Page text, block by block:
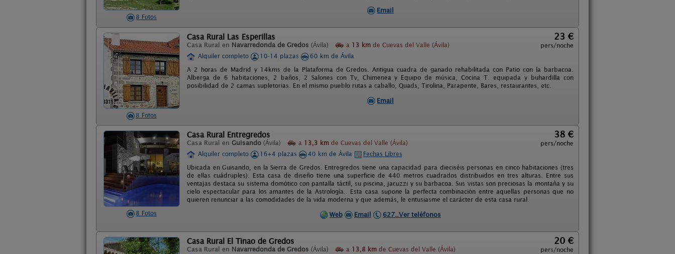
8 Fotos
Email
8 Fotos
Casa Rural Las Esperillas
Casa Rural en Navarredonda de Gredos (Ávila) a 13 km de Cuevas del Valle (Ávila)
23 €
pers/noche
Alquiler completo
10-14 plazas
60 km de Ávila
A 2 horas de Madrid y 14kms de la Plataforma de Gredos. Antigua cuadra de ganado rehabilitada con Patio con la barbacoa.
Alberga de 6 habitaciones, 2 baños, 2 Salones con Tv, Chimenea y Equipo de música, Cocina T. equipada y buhardilla con
posibilidad de 2 camas supletorias. En el mismo pueblo rutas a caballo, Quads, Tirolina, Parapente, Bares, restaurantes, etc.
Email
8 Fotos
Casa Rural Entregredos
Casa Rural en Guisando (Ávila) a 13,3 km de Cuevas del Valle (Ávila)
38 €
pers/noche
Alquiler completo
16+4 plazas 40 km de Ávila
Fechas Libres
Ubicada en Guisando, en la Sierra de Gredos. Entregredos tiene una capacidad para dieciséis personas en cinco habitaciones (tres
de ellas cuádruples). Esta casa de diseño tiene una superficie de 440 metros cuadrados distribuidos en tres alturas. Entre sus
ventajas destaca su sistema domótico con pantalla táctil, su piscina, jacuzzi y su barbacoa. Sus vistas son preciosas la montaña y su
cielo espectacular para los amantes de la Astrología.. Esta casa supone la perfecta combinación entre aquellas personas que no
quieren renunciar a las comodidades de la vida moderna y que además, le entusiasme el carácter de esta casa rural.
Web
Email 627..Ver teléfonos
Casa Rural El Tinao de Gredos
Casa Rural en Navarredonda de Gredos (Ávila) a 13,8 km de Cuevas del Valle (Ávila)
20 €
pers/noche